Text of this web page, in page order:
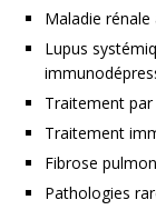
Maladie
Lupus
Traitement
Traitement
Fibrose
Pathologies